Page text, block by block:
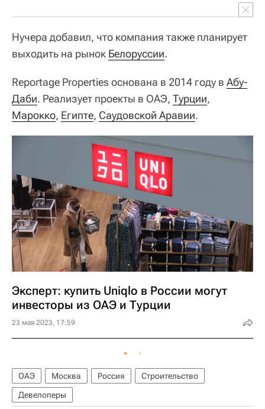
Нучера добавил, что компания также планирует
выходить на рынок Белоруссии.
Reportage Properties основана в 2014 году в Абу-
Даби. Реализует проекты в ОАЭ, Турции,
Марокко, Египте, Саудовской Аравии.
Эксперт: купить Uniqlo в России могут
инвесторы из ОАЭ и Турции
23 мая 2023, 17:59
ОАЭ Москва Россия
Строительство
Девелоперы